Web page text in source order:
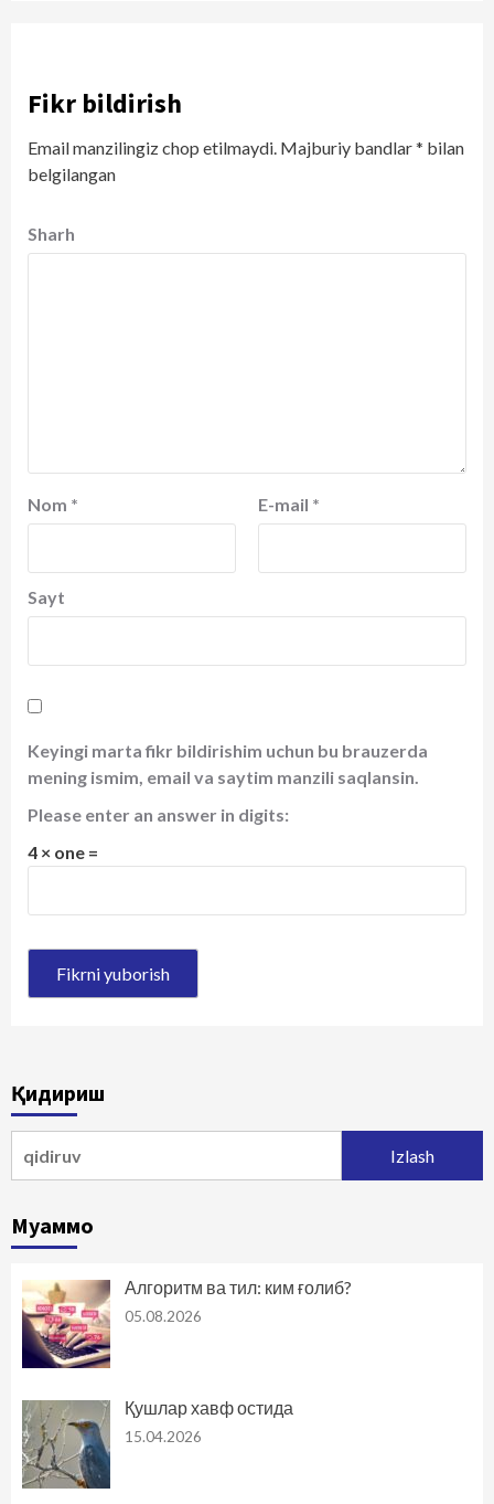
Fikr bildirish
Email manzilingiz chop etilmaydi. Majburiy bandlar* bilan
belgilangan
Sharh
Nom * E-mail *
Sayt
Keyingi marta fikr bildirishim uchun bu brauzerda
mening ismim, email va saytim manzili saqlansin.
Please enter an answer in digits:
4 × one =
Қидириш
Муаммо
Алгоритм ва тил: ким ғолиб?
05.08.2026
Қушлар хавф остида
15.04.2026